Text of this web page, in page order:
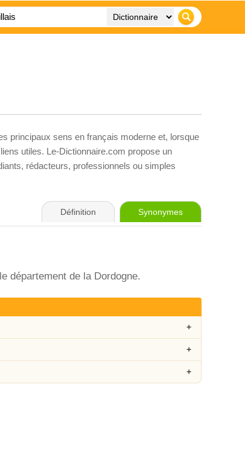
principaux sens en français moderne et, lorsque
utiles. Le-Dictionnaire.com propose un
rédacteurs, professionnels ou simples
Définition Synonymes
département de la Dordogne.